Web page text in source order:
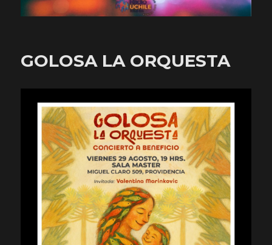
GOLOSA LA ORQUESTA